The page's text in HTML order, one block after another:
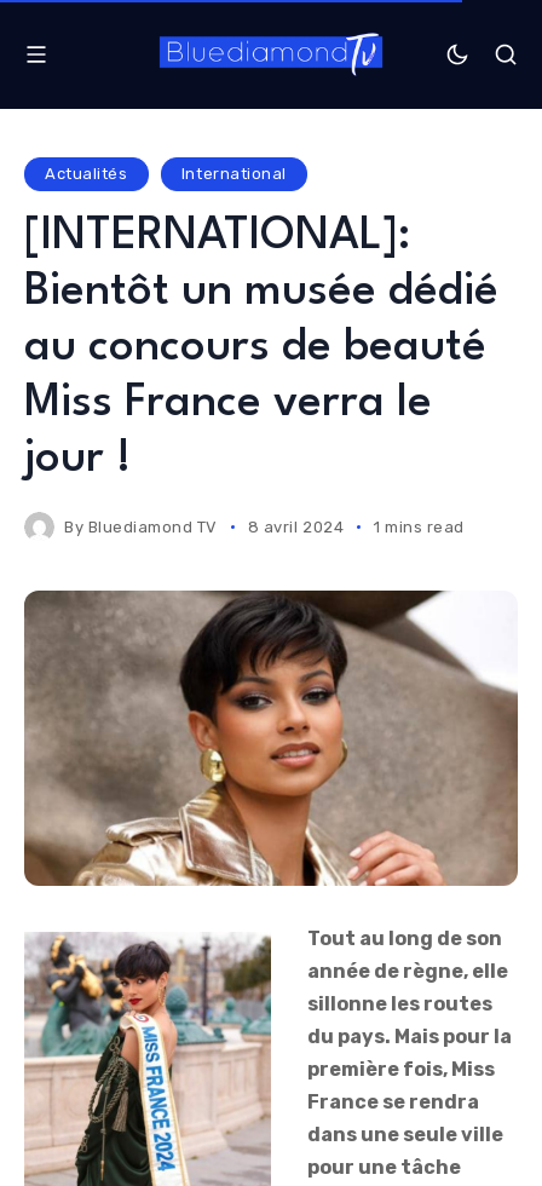
Actualités International
[INTERNATIONAL]:
Bientôt un musée dédié
au concours de beauté
Miss France verra le
jour !
By Bluediamond TV 8 avril 2024 1 mins read
Tout au long de son
année de règne, elle
sillonne les routes
du pays. Mais pour la
première fois, Miss
France se rendra
dans une seule ville
pour une tâche